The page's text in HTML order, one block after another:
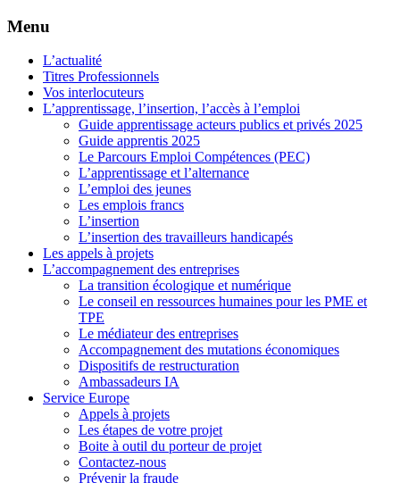
Menu
L’actualité
Titres Professionnels
Vos interlocuteurs
L’apprentissage, l’insertion, l’accès à l’emploi
Guide apprentissage acteurs publics et privés 2025
Guide apprentis 2025
Le Parcours Emploi Compétences (PEC)
L’apprentissage et l’alternance
L’emploi des jeunes
Les emplois francs
L’insertion
L’insertion des travailleurs handicapés
Les appels à projets
L’accompagnement des entreprises
La transition écologique et numérique
Le conseil en ressources humaines pour les PME et
TPE
Le médiateur des entreprises
Accompagnement des mutations économiques
Dispositifs de restructuration
Ambassadeurs IA
Service Europe
Appels à projets
Les étapes de votre projet
Boite à outil du porteur de projet
Contactez-nous
Prévenir la fraude